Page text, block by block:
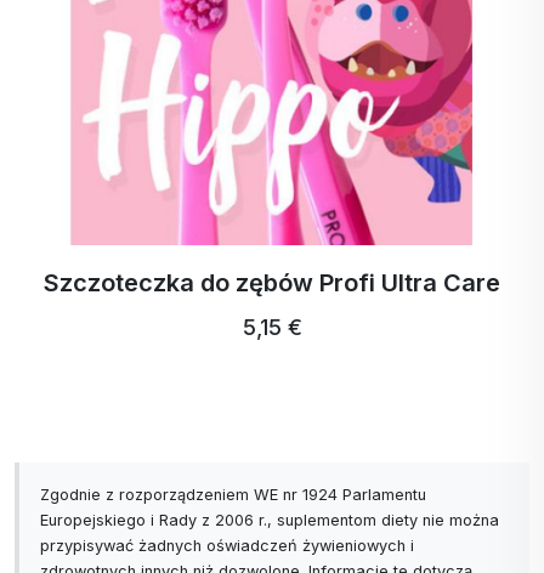
Szczoteczka do zębów Profi Ultra Care
5,15 €
Zgodnie z rozporządzeniem WE nr 1924 Parlamentu
Europejskiego i Rady z 2006 r., suplementom diety nie można
przypisywać żadnych oświadczeń żywieniowych i